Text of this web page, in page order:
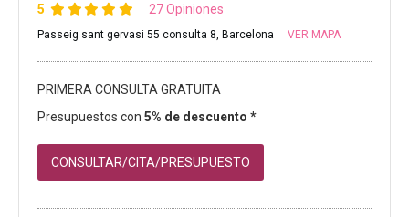
5 27 Opiniones
Passeig sant gervasi 55 consulta 8, Barcelona VER MAPA
PRIMERA CONSULTA GRATUITA
Presupuestos con 5% de descuento *
CONSULTAR/CITA/PRESUPUESTO